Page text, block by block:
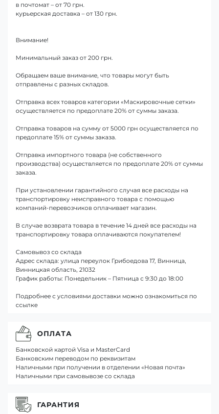
в почтомат – от 70 грн.
курьерская доставка – от 130 грн.
Внимание!
Минимальный заказ от 200 грн.
Обращаем ваше внимание, что товары могут быть
отправлены с разных складов.
Отправка всех товаров категории «Маскировочные сетки»
осуществляется по предоплате 20% от суммы заказа.
Отправка товаров на сумму от 5000 грн осуществляется по
предоплате 15% от суммы заказа.
Отправка импортного товара (не собственного
производства) осуществляется по предоплате 20% от суммы
заказа.
При установлении гарантийного случая все расходы на
транспортировку неисправного товара с помощью
компаний-перевозчиков оплачивает магазин.
В случае возврата товара в течение 14 дней все расходы на
транспортировку товара оплачиваются покупателем!
Самовывоз со склада
Адрес склада: улица переулок Грибоедова 17, Винница,
Винницкая область, 21032
График работы: Понедельник – Пятница с 9:30 до 18:00
Подробнее с условиями доставки можно ознакомиться по
ссылке
ОПЛАТА
Банковской картой Visa и MasterCard
Банковским переводом по реквизитам
Наличными при получении в отделении «Новая почта»
Наличными при самовывозе со склада
ГАРАНТИЯ